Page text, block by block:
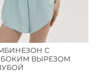
С
ВЫРЕЗОМ